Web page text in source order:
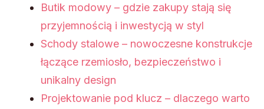
Butik modowy – gdzie zakupy stają się
przyjemnością i inwestycją w styl
Schody stalowe – nowoczesne konstrukcje
łączące rzemiosło, bezpieczeństwo i
unikalny design
Projektowanie pod klucz – dlaczego warto